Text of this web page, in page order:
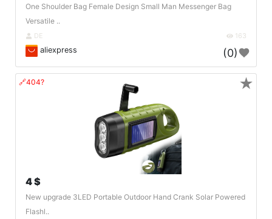
One Shoulder Bag Female Design Small Man Messenger Bag
Versatile ..
DE 163
aliexpress (0)
🔗404?
4 $
New upgrade 3LED Portable Outdoor Hand Crank Solar Powered
Flashl..
★